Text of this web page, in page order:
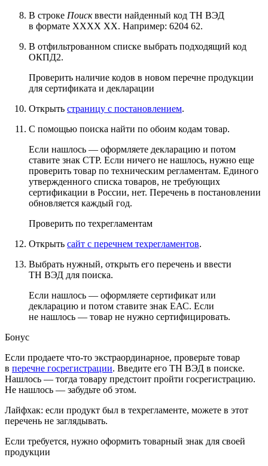
В строке Поискввести найденный код ТН ВЭД
в формате ХХХХ ХХ. Например: 6204 62.
В отфильтрованном списке выбрать подходящий код
ОКПД2.
Проверить наличие кодов в новом перечне продукции
для сертификата и декларации
Открыть страницу с постановлением.
С помощью поиска найти по обоим кодам товар.
Если нашлось — оформляете декларацию и потом
ставите знак СТР. Если ничего не нашлось, нужно еще
проверить товар по техническим регламентам. Единого
утвержденного списка товаров, не требующих
сертификации в России, нет. Перечень в постановлении
обновляется каждый год.
Проверить по техрегламентам
Открыть сайт с перечнем техрегламентов.
Выбрать нужный, открыть его перечень и ввести
ТН ВЭД для поиска.
Если нашлось — оформляете сертификат или
декларацию и потом ставите знак ЕАС. Если
не нашлось — товар не нужно сертифицировать.
Бонус
Если продаете что-то экстраординарное, проверьте товар
в перечне госрегистрации. Введите его ТН ВЭД в поиске.
Нашлось — тогда товару предстоит пройти госрегистрацию.
Не нашлось — забудьте об этом.
Лайфхак: если продукт был в техрегламенте, можете в этот
перечень не заглядывать.
Если требуется, нужно оформить товарный знак для своей
продукции